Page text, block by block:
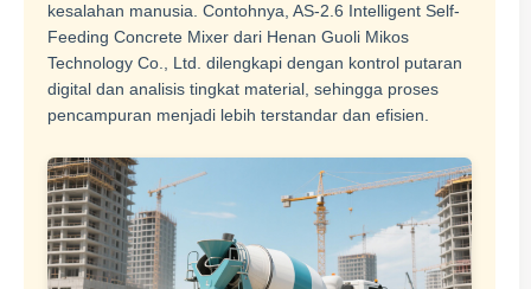
kesalahan manusia. Contohnya, AS-2.6 Intelligent Self-
Feeding Concrete Mixer dari Henan Guoli Mikos
Technology Co., Ltd. dilengkapi dengan kontrol putaran
digital dan analisis tingkat material, sehingga proses
pencampuran menjadi lebih terstandar dan efisien.